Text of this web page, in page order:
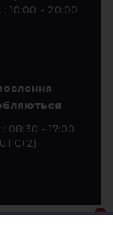
10:00 - 20:00
08:30 - 17:00